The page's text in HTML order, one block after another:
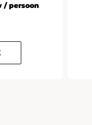
/ persoon